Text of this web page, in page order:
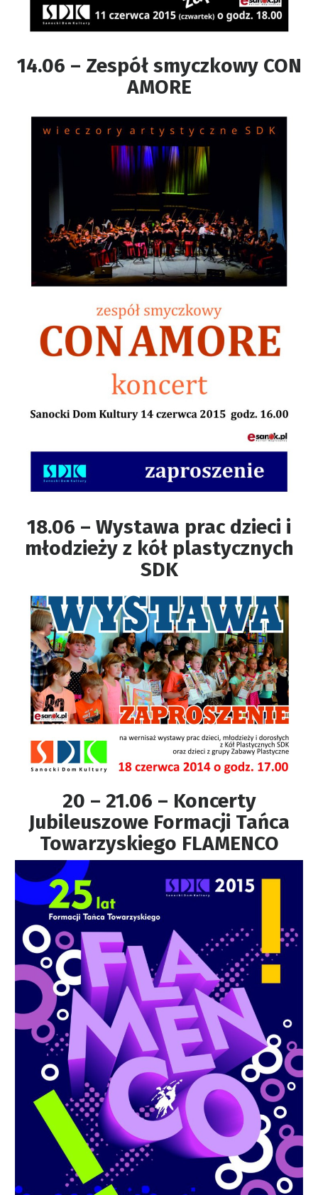
14.06 – Zespół smyczkowy CON
AMORE
18.06 – Wystawa prac dzieci i
młodzieży z kół plastycznych
SDK
20 – 21.06 – Koncerty
Jubileuszowe Formacji Tańca
Towarzyskiego FLAMENCO